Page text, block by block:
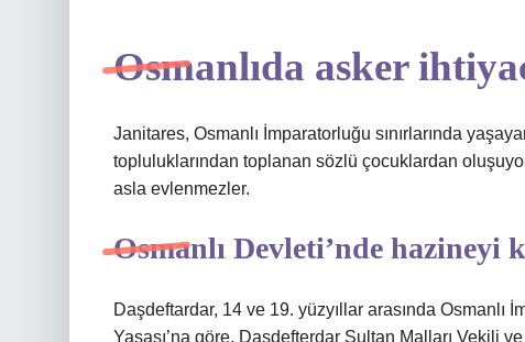
Osmanlıda asker
Janitares, Osmanlı İmparatorluğu sınırlarında
topluluklarından toplanan sözlü çocuklardan
asla evlenmezler.
Osmanlı Devleti’nde
Daşdeftardar, 14 ve 19. yüzyıllar arasında
Yasası’na göre, Daşdefterdar Sultan Malları Vekili